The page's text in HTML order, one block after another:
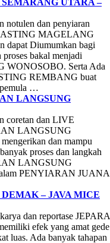
UTARA –
notulen dan penyiaran
MAGELANG
dapat Diumumkan bagi
bakal menjadi
WONOSOBO. Serta Ada
REMBANG buat
pemula …
LANGSUNG
coretan dan LIVE
LANGSUNG
dan mampu
proses dan langkah
LANGSUNG
PENYIARAN JUANA
– JAVA MICE
dan reportase JEPARA
efek yang amat gede
luas. Ada banyak tahapan